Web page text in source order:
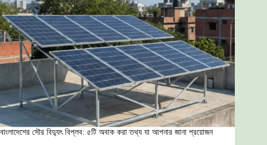
বাংলাদেশের সৌর বিদ্যুৎ বিপ্লব: ৫টি অবাক করা তথ্য যা আপনার জানা প্রয়োজন